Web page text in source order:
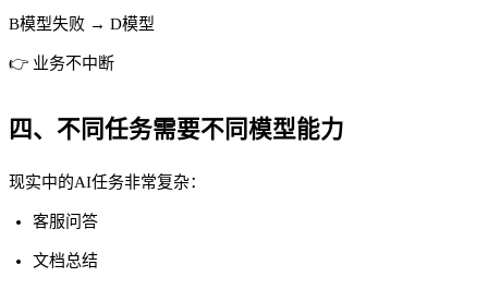
B模型失败 → D模型
👉 业务不中断
四、不同任务需要不同模型能力
现实中的AI任务非常复杂：
客服问答
文档总结